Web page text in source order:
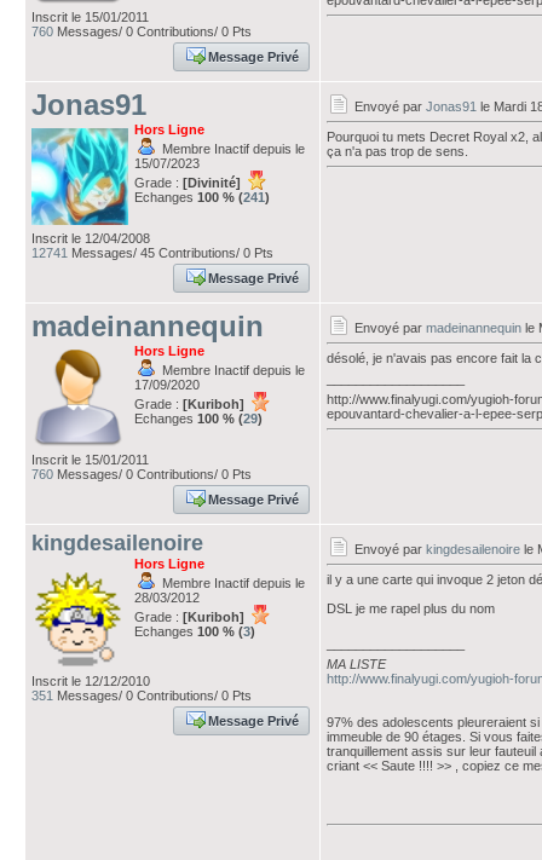
Inscrit le 15/01/2011
760 Messages/ 0 Contributions/ 0 Pts
Message Privé
Jonas91
Hors Ligne
Membre Inactif depuis le
15/07/2023
Grade : [Divinité]
Echanges 100 % (241)
Inscrit le 12/04/2008
12741 Messages/ 45 Contributions/ 0 Pts
Message Privé
Envoyé par Jonas91 le Mardi
Pourquoi tu mets Decret Royal x2,
ça n'a pas trop de sens.
madeinannequin
Hors Ligne
Membre Inactif depuis le
17/09/2020
Grade : [Kuriboh]
Echanges 100 % (29)
Inscrit le 15/01/2011
760 Messages/ 0 Contributions/ 0 Pts
Message Privé
Envoyé par madeinannequin le
désolé, je n'avais pas encore fait la
http://www.finalyugi.com/yugioh-
epouvantard-chevalier-a-l-epee-
kingdesailenoire
Hors Ligne
Membre Inactif depuis le
28/03/2012
Grade : [Kuriboh]
Echanges 100 % (3)
Inscrit le 12/12/2010
351 Messages/ 0 Contributions/ 0 Pts
Message Privé
Envoyé par kingdesailenoire le
il y a une carte qui invoque 2 jeton
DSL je me rapel plus du nom
MA LISTE
http://www.finalyugi.com/yugioh-
97% des adolescents pleureraient
immeuble de 90 étages. Si vous
tranquillement assis sur leur
criant << Saute !!!! >> , copiez ce